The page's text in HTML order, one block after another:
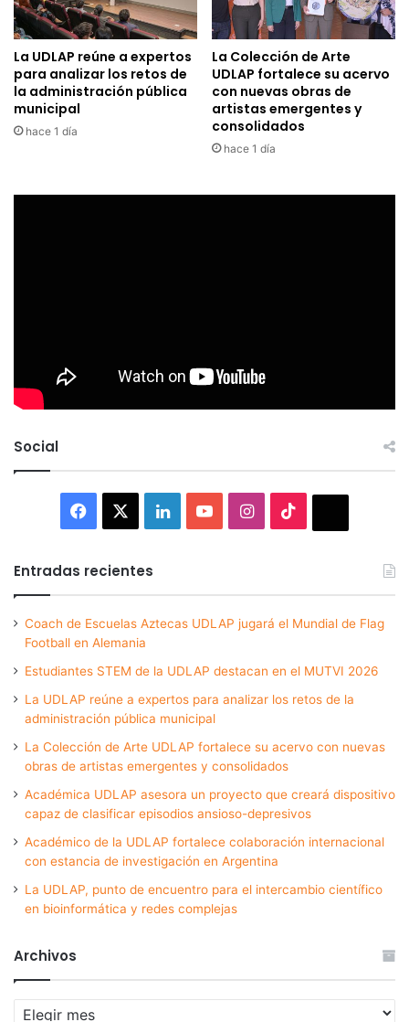
La UDLAP reúne a expertos
para analizar los retos de
la administración pública
municipal
hace 1 día
La Colección de Arte
UDLAP fortalece su acervo
con nuevas obras de
artistas emergentes y
consolidados
hace 1 día
Social
Facebook LinkedInYouTubeInstagram
Entradas recientes
Coach de Escuelas Aztecas UDLAP jugará el Mundial de Flag
Football en Alemania
Estudiantes STEM de la UDLAP destacan en el MUTVI 2026
La UDLAP reúne a expertos para analizar los retos de la
administración pública municipal
La Colección de Arte UDLAP fortalece su acervo con nuevas
obras de artistas emergentes y consolidados
Académica UDLAP asesora un proyecto que creará dispositivo
capaz de clasificar episodios ansioso-depresivos
Académico de la UDLAP fortalece colaboración internacional
con estancia de investigación en Argentina
La UDLAP, punto de encuentro para el intercambio científico
en bioinformática y redes complejas
Archivos
Archivos